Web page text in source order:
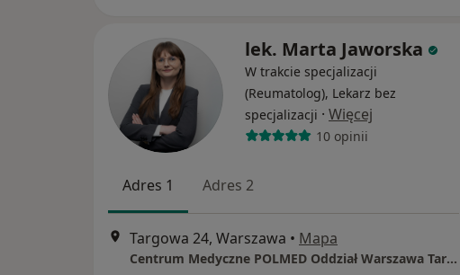
lek. Marta Jaworska
W trakcie specjalizacji
(Reumatolog), Lekarz bez
specjalizacji · Więcej
10 opinii
Adres 1 Adres 2
Targowa 24, Warszawa • Mapa
Centrum Medyczne POLMED Oddział Warszawa Targowa